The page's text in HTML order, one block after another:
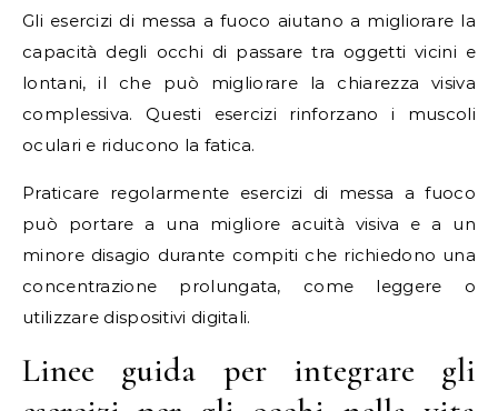
Gli esercizi di messa a fuoco aiutano a migliorare la
capacità degli occhi di passare tra oggetti vicini e
lontani, il che può migliorare la chiarezza visiva
complessiva. Questi esercizi rinforzano i muscoli
oculari e riducono la fatica.
Praticare regolarmente esercizi di messa a fuoco
può portare a una migliore acuità visiva e a un
minore disagio durante compiti che richiedono una
concentrazione prolungata, come leggere o
utilizzare dispositivi digitali.
Linee guida per integrare gli